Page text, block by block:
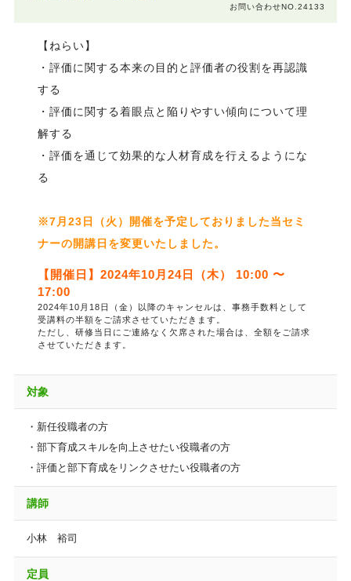
お問い合わせNO.24133
【ねらい】
・評価に関する本来の目的と評価者の役割を再認識
する
・評価に関する着眼点と陥りやすい傾向について理
解する
・評価を通じて効果的な人材育成を行えるようにな
る
※7月23日（火）開催を予定しておりました当セミ
ナーの開講日を変更いたしました。
【開催日】2024年10月24日（木） 10:00 〜
17:00
2024年10月18日（金）以降のキャンセルは、事務手数料として
受講料の半額をご請求させていただきます。
ただし、研修当日にご連絡なく欠席された場合は、全額をご請求
させていただきます。
対象
・新任役職者の方
・部下育成スキルを向上させたい役職者の方
・評価と部下育成をリンクさせたい役職者の方
講師
小林 裕司
定員